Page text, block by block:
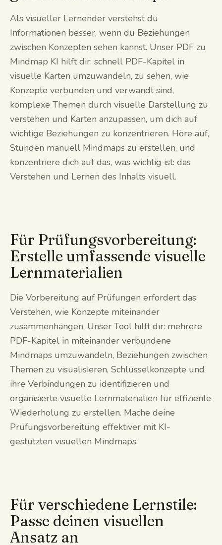
Als visueller Lernender verstehst du
Informationen besser, wenn du Beziehungen
zwischen Konzepten sehen kannst. Unser PDF zu
Mindmap KI hilft dir: schnell PDF-Kapitel in
visuelle Karten umzuwandeln, zu sehen, wie
Konzepte verbunden und verwandt sind,
komplexe Themen durch visuelle Darstellung zu
verstehen und Karten anzupassen, um dich auf
wichtige Beziehungen zu konzentrieren. Höre auf,
Stunden manuell Mindmaps zu erstellen, und
konzentriere dich auf das, was wichtig ist: das
Verstehen und Lernen des Inhalts visuell.
Für Prüfungsvorbereitung:
Erstelle umfassende visuelle
Lernmaterialien
Die Vorbereitung auf Prüfungen erfordert das
Verstehen, wie Konzepte miteinander
zusammenhängen. Unser Tool hilft dir: mehrere
PDF-Kapitel in miteinander verbundene
Mindmaps umzuwandeln, Beziehungen zwischen
Themen zu visualisieren, Schlüsselkonzepte und
ihre Verbindungen zu identifizieren und
organisierte visuelle Lernmaterialien für effiziente
Wiederholung zu erstellen. Mache deine
Prüfungsvorbereitung effektiver mit KI-
gestützten visuellen Mindmaps.
Für verschiedene Lernstile:
Passe deinen visuellen
Ansatz an